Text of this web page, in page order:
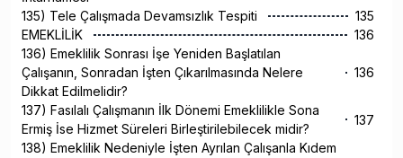
135) Tele Çalışmada Devamsızlık Tespiti
135
EMEKLİLİK
136
136) Emeklilik Sonrası İşe Yeniden Başlatılan
Çalışanın, Sonradan İşten Çıkarılmasında Nelere
Dikkat Edilmelidir?
136
137) Fasılalı Çalışmanın İlk Dönemi Emeklilikle Sona
Ermiş İse Hizmet Süreleri Birleştirilebilecek midir?
137
138) Emeklilik Nedeniyle İşten Ayrılan Çalışanla Kıdem